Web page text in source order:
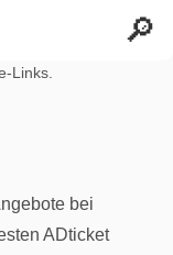
Links.
bei
ADticket